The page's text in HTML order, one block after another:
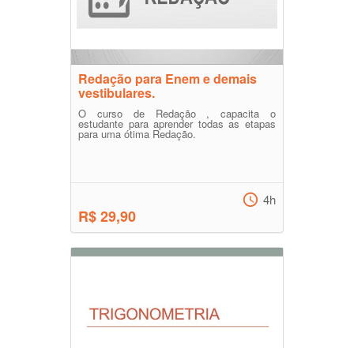
Redação para Enem e demais
vestibulares.
O curso de Redação , capacita o
estudante para aprender todas as etapas
para uma ótima Redação.
R$ 29,90
4h